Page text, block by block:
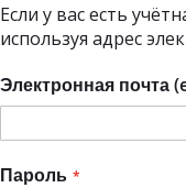
Если у вас есть
используя адрес
Электронная почта
Пароль